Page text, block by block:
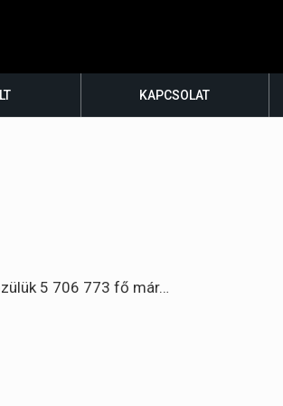
KAPCSOLAT
5 706 773 fő már…